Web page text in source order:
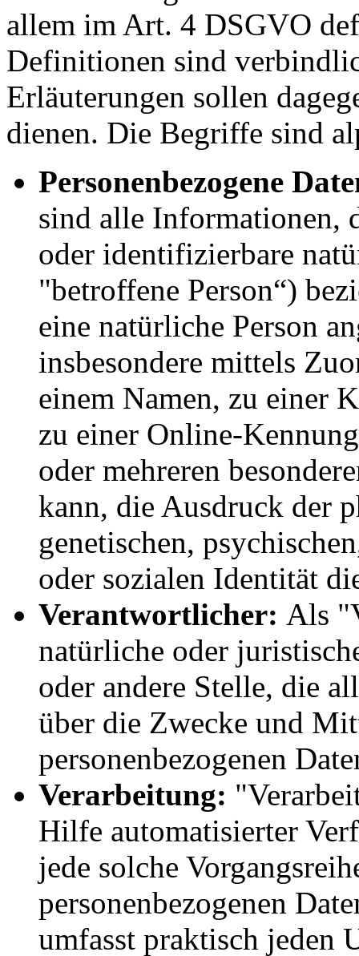
allem im Art. 4 DSGVO
Definitionen sind
Erläuterungen sollen
dienen. Die Begriffe sind
Personenbezogene
sind alle Informationen,
oder identifizierbare
"betroffene Person“)
eine natürliche Person
insbesondere mittels
einem Namen, zu einer
zu einer Online-
oder mehreren
kann, die Ausdruck der
genetischen,
oder sozialen Identität
Verantwortlicher: Als
natürliche oder
oder andere Stelle, die
über die Zwecke und
personenbezogenen
Verarbeitung:
Hilfe automatisierter
jede solche
personenbezogenen
umfasst praktisch jeden